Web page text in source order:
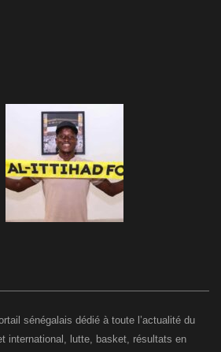
sénégalais dédié à toute l’actualité du
international, lutte, basket, résultats en